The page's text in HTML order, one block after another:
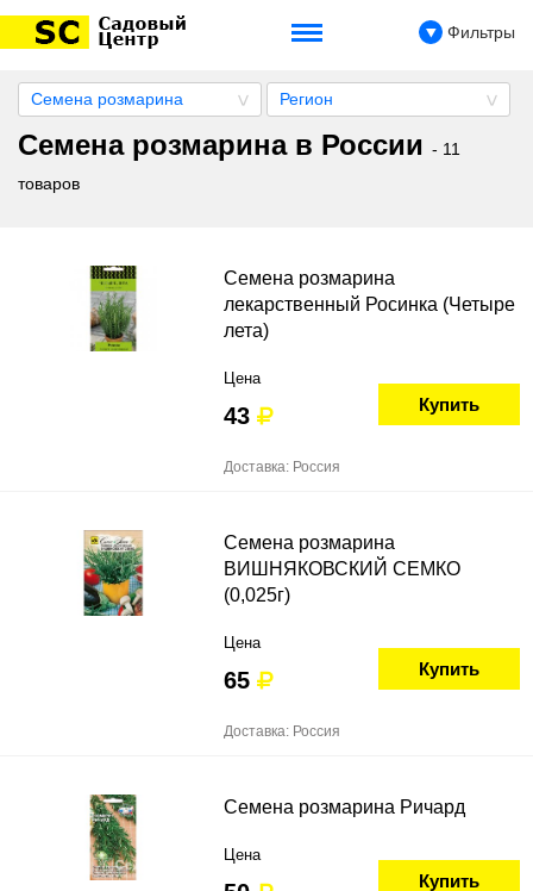
Фильтры
Семена розмарина Регион
Семена розмарина в России - 11
товаров
Семена розмарина
лекарственный Росинка (Четыре
лета)
Цена
43 Купить
Доставка: Россия
Семена розмарина
ВИШНЯКОВСКИЙ СЕМКО
(0,025г)
Цена
65 Купить
Доставка: Россия
Семена розмарина Ричард
Цена
Купить